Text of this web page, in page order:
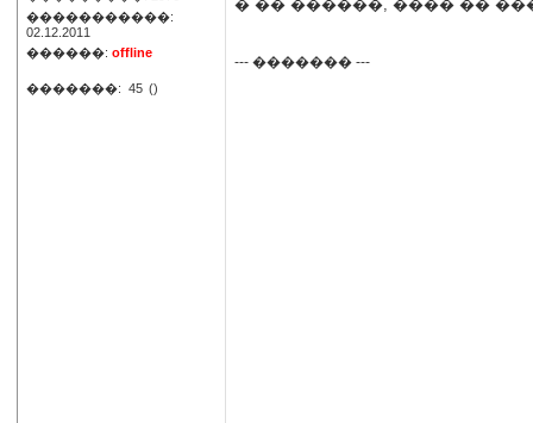
�����������:
02.12.2011
������: offline
�������: 45 ()
� �� ������, ���� ��
--- ������� ---